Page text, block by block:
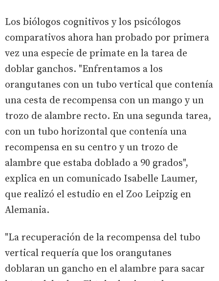
Los biólogos cognitivos y los psicólogos
comparativos ahora han probado por primera
vez una especie de primate en la tarea de
doblar ganchos. "Enfrentamos a los
orangutanes con un tubo vertical que contenía
una cesta de recompensa con un mango y un
trozo de alambre recto. En una segunda tarea,
con un tubo horizontal que contenía una
recompensa en su centro y un trozo de
alambre que estaba doblado a 90 grados",
explica en un comunicado Isabelle Laumer,
que realizó el estudio en el Zoo Leipzig en
Alemania.
"La recuperación de la recompensa del tubo
vertical requería que los orangutanes
doblaran un gancho en el alambre para sacar